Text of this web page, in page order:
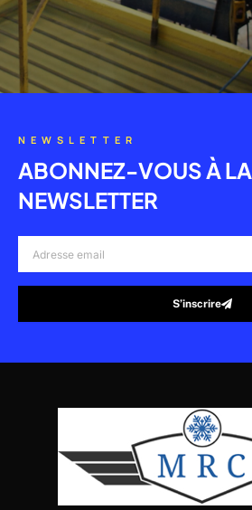
NEWSLETTER
ABONNEZ-VOUS À LA
NEWSLETTER
email
S’inscrire